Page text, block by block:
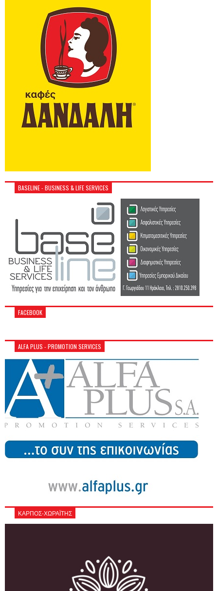
BASELINE - BUSINESS & LIFE SERVICES
FACEBOOK
ALFA PLUS - PROMOTION SERVICES
ΚΑΡΠΟΣ-ΧΩΡΑΪΤΗΣ